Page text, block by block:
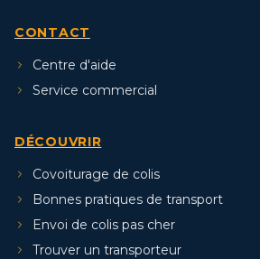
CONTACT
Centre d'aide
Service commercial
DÉCOUVRIR
Covoiturage de colis
Bonnes pratiques de transport
Envoi de colis pas cher
Trouver un transporteur